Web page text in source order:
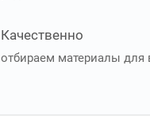
Качественно
отбираем материалы для